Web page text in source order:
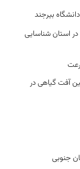
در 24 ساعت گذشته در استان شناسایی
آفت گیاهی در
جنوبی